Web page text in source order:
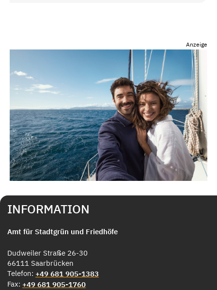
Anzeige
INFORMATION
Amt für Stadtgrün und Friedhöfe
Dudweiler Straße 26-30
66111 Saarbrücken
Telefon: +49 681 905-1383
Fax: +49 681 905-1760